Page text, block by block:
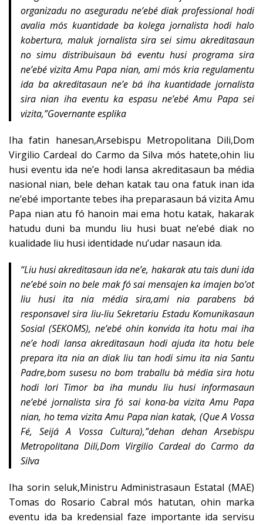
organizadu no aseguradu ne’ebé diak professional hodi
avalia mós kuantidade ba kolega jornalista hodi halo
kobertura, maluk jornalista sira sei simu akreditasaun
no simu distribuisaun bá eventu husi programa sira
ne’ebé vizita Amu Papa nian, ami mós kria regulamentu
ida ba akreditasaun ne’e bá iha kuantidade jornalista
sira nian iha eventu ka espasu ne’ebé Amu Papa sei
vizita,”Governante esplika
Iha fatin hanesan,Arsebispu Metropolitana Dili,Dom
Virgilio Cardeal do Carmo da Silva mós hatete,ohin liu
husi eventu ida ne’e hodi lansa akreditasaun ba média
nasional nian, bele dehan katak tau ona fatuk inan ida
ne’ebé importante tebes iha preparasaun bá vizita Amu
Papa nian atu fó hanoin mai ema hotu katak, hakarak
hatudu duni ba mundu liu husi buat ne’ebé diak no
kualidade liu husi identidade nu’udar nasaun ida.
“Liu husi akreditasaun ida ne’e, hakarak atu tais duni ida
ne’ebé soin no bele mak fó sai mensajen ka imajen bo’ot
liu husi ita nia média sira,ami nia parabens bá
responsavel sira liu-liu Sekretariu Estadu Komunikasaun
Sosial (SEKOMS), ne’ebé ohin konvida ita hotu mai iha
ne’e hodi lansa akreditasaun hodi ajuda ita hotu bele
prepara ita nia an diak liu tan hodi simu ita nia Santu
Padre,bom susesu no bom traballu bà média sira hotu
hodi lori Timor ba iha mundu liu husi informasaun
ne’ebé jornalista sira fó sai kona-ba vizita Amu Papa
nian, ho tema vizita Amu Papa nian katak, (Que A Vossa
Fé, Seijá A Vossa Cultura),”dehan dehan Arsebispu
Metropolitana Dili,Dom Virgilio Cardeal do Carmo da
Silva
Iha sorin seluk,Ministru Administrasaun Estatal (MAE)
Tomas do Rosario Cabral mós hatutan, ohin marka
eventu ida ba kredensial faze importante ida servisu